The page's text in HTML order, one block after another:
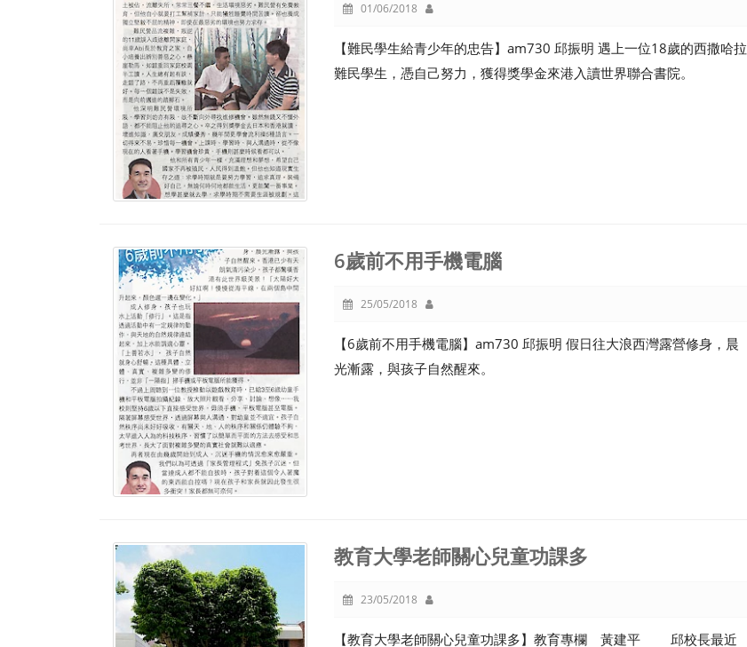
01/06/2018
【難民學生給青少年的忠告】am730 邱振明 遇上一位18歲的西撒哈拉
難民學生，憑自己努力，獲得獎學金來港入讀世界聯合書院。
6歲前不用手機電腦
25/05/2018
【6歲前不用手機電腦】am730 邱振明 假日往大浪西灣露營修身，晨
光漸露，與孩子自然醒來。
教育大學老師關心兒童功課多
23/05/2018
【教育大學老師關心兒童功課多】教育專欄 黃建平 邱校長最近